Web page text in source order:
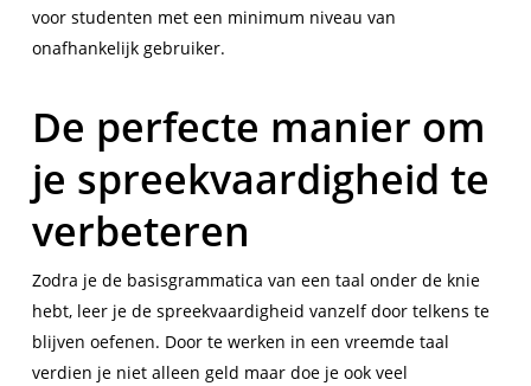
voor studenten met een minimum niveau van
onafhankelijk gebruiker.
De perfecte manier om
je spreekvaardigheid te
verbeteren
Zodra je de basisgrammatica van een taal onder de knie
hebt, leer je de spreekvaardigheid vanzelf door telkens te
blijven oefenen. Door te werken in een vreemde taal
verdien je niet alleen geld maar doe je ook veel